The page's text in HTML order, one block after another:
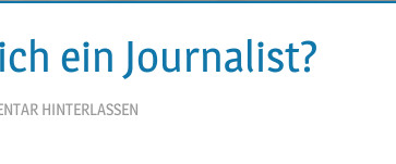
ein Journalist?
HINTERLASSEN